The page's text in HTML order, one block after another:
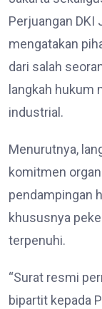
Perjuangan DKI
mengatakan
dari salah
langkah hukum
industrial.
Menurutnya,
komitmen
pendampingan
khususnya
terpenuhi.
“Surat resmi
bipartit kepada